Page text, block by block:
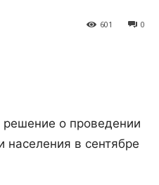
0
601
решение о проведении
населения в сентябре